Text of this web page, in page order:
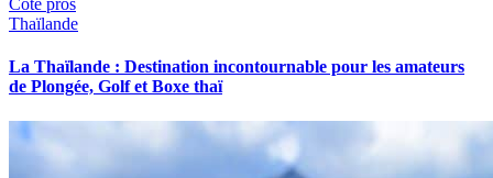
Côté pros
Thaïlande
La Thaïlande : Destination incontournable pour les amateurs
de Plongée, Golf et Boxe thaï